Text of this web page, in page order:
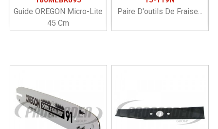
Guide OREGON Micro-Lite
45 Cm
Paire D'outils De Fraise...